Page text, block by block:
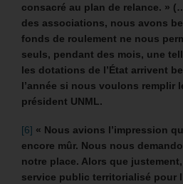
consacré au plan de relance. »
des associations, nous avons
fonds de roulement ne nous
seuls, pendant des mois, une
les dotations de l’État arrivent
l’année si nous voulons remplir
président UNML.
[6] « Nous avions l’impression
encore mûr. Nous nous
notre place. Alors que
service public territorialisé pour